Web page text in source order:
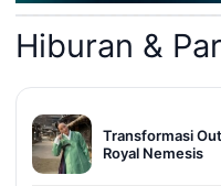
Hiburan &
Transformasi
Royal Nemesis